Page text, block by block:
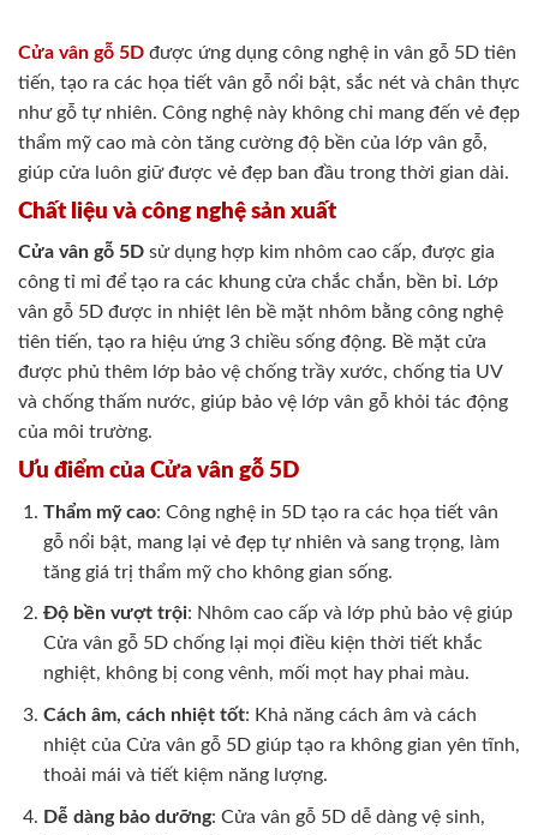
Cửa vân gỗ 5D được ứng dụng công nghệ in vân gỗ 5D tiên
tiến, tạo ra các họa tiết vân gỗ nổi bật, sắc nét và chân thực
như gỗ tự nhiên. Công nghệ này không chỉ mang đến vẻ đẹp
thẩm mỹ cao mà còn tăng cường độ bền của lớp vân gỗ,
giúp cửa luôn giữ được vẻ đẹp ban đầu trong thời gian dài.
Chất liệu và công nghệ sản xuất
Cửa vân gỗ 5D sử dụng hợp kim nhôm cao cấp, được gia
công tỉ mỉ để tạo ra các khung cửa chắc chắn, bền bỉ. Lớp
vân gỗ 5D được in nhiệt lên bề mặt nhôm bằng công nghệ
tiên tiến, tạo ra hiệu ứng 3 chiều sống động. Bề mặt cửa
được phủ thêm lớp bảo vệ chống trầy xước, chống tia UV
và chống thấm nước, giúp bảo vệ lớp vân gỗ khỏi tác động
của môi trường.
Ưu điểm của Cửa vân gỗ 5D
Thẩm mỹ cao: Công nghệ in 5D tạo ra các họa tiết vân
gỗ nổi bật, mang lại vẻ đẹp tự nhiên và sang trọng, làm
tăng giá trị thẩm mỹ cho không gian sống.
Độ bền vượt trội: Nhôm cao cấp và lớp phủ bảo vệ giúp
Cửa vân gỗ 5D chống lại mọi điều kiện thời tiết khắc
nghiệt, không bị cong vênh, mối mọt hay phai màu.
Cách âm, cách nhiệt tốt: Khả năng cách âm và cách
nhiệt của Cửa vân gỗ 5D giúp tạo ra không gian yên tĩnh,
thoải mái và tiết kiệm năng lượng.
Dễ dàng bảo dưỡng: Cửa vân gỗ 5D dễ dàng vệ sinh,